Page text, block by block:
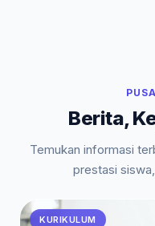
Berita,
Temukan informasi
prestasi
KURIKULUM